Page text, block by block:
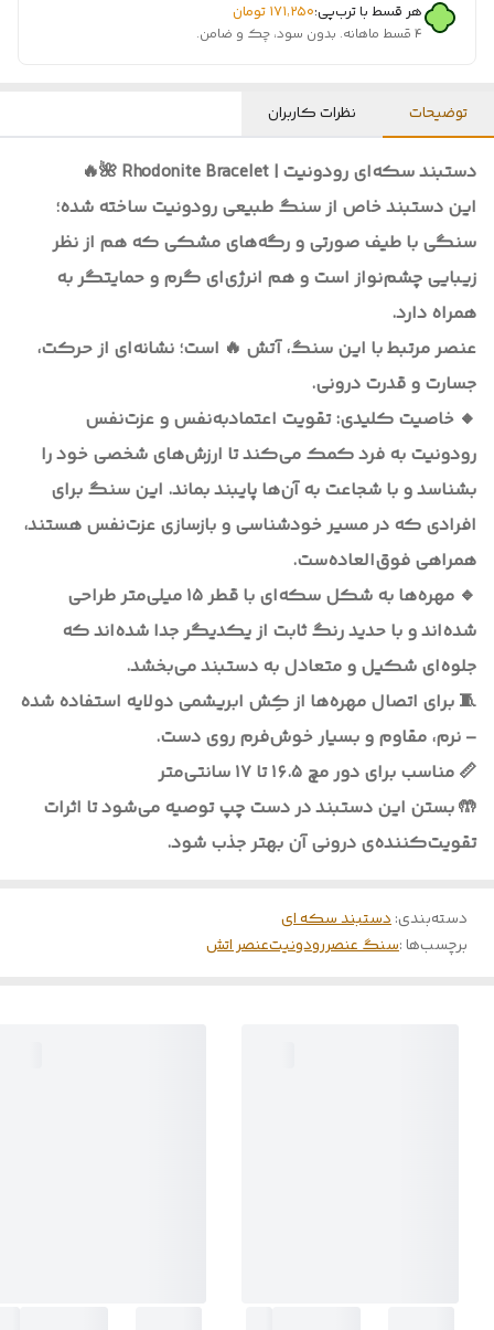
هر قسط با ترب‌پی:۱۷۱٬۲۵۰ تومان
۴ قسط ماهانه. بدون سود، چک و ضامن.
توضیحات نظرات کاربران
دستبند سکه‌ای رودونیت | Rhodonite Bracelet 🌺🔥
این دستبند خاص از سنگ طبیعی رودونیت ساخته شده؛
سنگی با طیف صورتی و رگه‌های مشکی که هم از نظر
زیبایی چشم‌نواز است و هم انرژی‌ای گرم و حمایتگر به
همراه دارد.
عنصر مرتبط با این سنگ، آتش 🔥 است؛ نشانه‌ای از حرکت،
جسارت و قدرت درونی.
🔸 خاصیت کلیدی: تقویت اعتمادبه‌نفس و عزت‌نفس
رودونیت به فرد کمک می‌کند تا ارزش‌های شخصی خود را
بشناسد و با شجاعت به آن‌ها پایبند بماند. این سنگ برای
افرادی که در مسیر خودشناسی و بازسازی عزت‌نفس هستند،
همراهی فوق‌العاده‌ست.
🔹 مهره‌ها به شکل سکه‌ای با قطر ۱۵ میلی‌متر طراحی
شده‌اند و با حدید رنگ ثابت از یکدیگر جدا شده‌اند که
جلوه‌ای شکیل و متعادل به دستبند می‌بخشد.
🧵 برای اتصال مهره‌ها از کِش ابریشمی دولایه استفاده شده
– نرم، مقاوم و بسیار خوش‌فرم روی دست.
📏 مناسب برای دور مچ ۱۶.۵ تا ۱۷ سانتی‌متر
🤲 بستن این دستبند در دست چپ توصیه می‌شود تا اثرات
تقویت‌کننده‌ی درونی آن بهتر جذب شود.
دسته‌بندی:دستبند سکه ای
برچسب‌ها :سنگ عنصررودونیتعنصر اتش